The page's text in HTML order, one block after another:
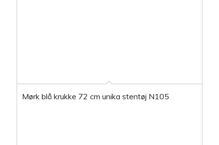
Mørk blå krukke 72 cm unika stentøj N105